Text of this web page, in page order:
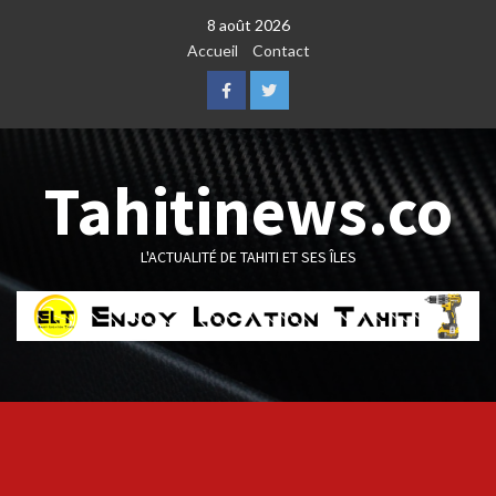
8 août 2026
Accueil
Contact
FacebookTwitter
Tahitinews.co
L'ACTUALITÉ DE TAHITI ET SES ÎLES